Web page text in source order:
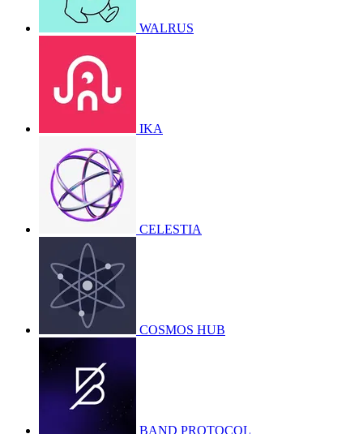
WALRUS
IKA
CELESTIA
COSMOS HUB
BAND PROTOCOL